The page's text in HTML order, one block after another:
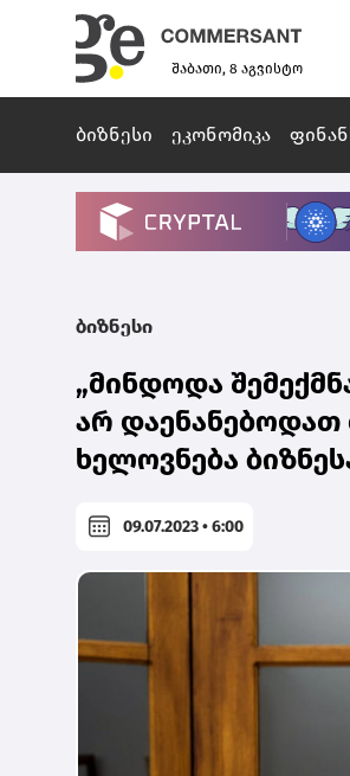
შაბათი, 8 აგვისტო
ბიზნესი ეკონომიკა
ბიზნესი
„მინდოდა
არ დაენანებოდათ
ხელოვნება
09.07.2023 • 6:00